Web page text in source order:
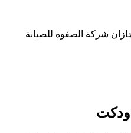
شركة الصفوة للصيانة
ودكت